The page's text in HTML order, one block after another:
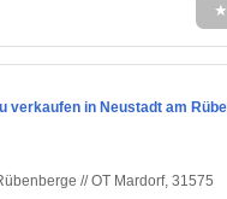
★
verkaufen in Neustadt am
// OT Mardorf, 31575